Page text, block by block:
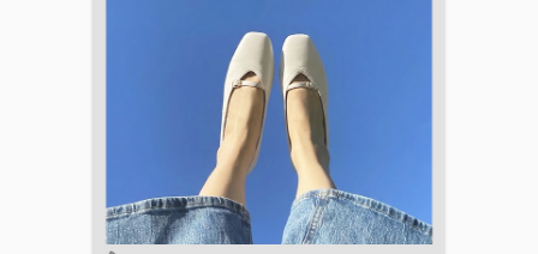
３．未成年的使用者請事先徵得法定代理人或監護人之同意方可使用
「AFTEE先享後付」，若未經同意申辦者引起之損失，本公司不負相關責
４．使用「AFTEE先享後付」時，將依據個別帳號之用戶狀況，依本公司即
時審查核予不同之上限額度；若仍有額度不足之情形，本公司將視審查結果
５．嚴禁一人註冊多個帳號或使用他人資訊註冊。若發現惡意使用之情形，
恩沛科技股份有限公司將有權停止該用戶之使用額度並採取法律行動。